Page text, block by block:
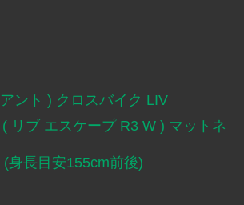
ント ) クロスバイク LIV
リブ エスケープ R3 W ) マットネ
身長目安155cm前後)